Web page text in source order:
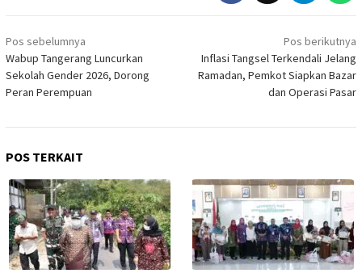
Navigasi
pos
Pos sebelumnya
Wabup Tangerang Luncurkan
Sekolah Gender 2026, Dorong
Peran Perempuan
Pos berikutnya
Inflasi Tangsel Terkendali Jelang
Ramadan, Pemkot Siapkan Bazar
dan Operasi Pasar
POS TERKAIT